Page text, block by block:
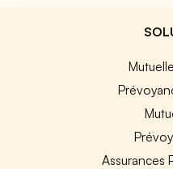
Assurances